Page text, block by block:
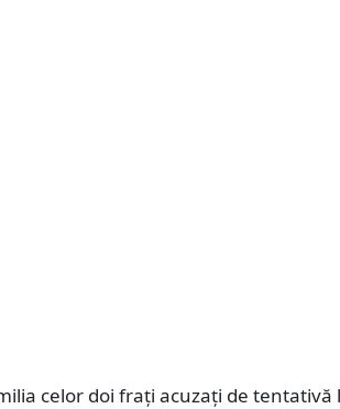
celor doi frați acuzați de tentativă